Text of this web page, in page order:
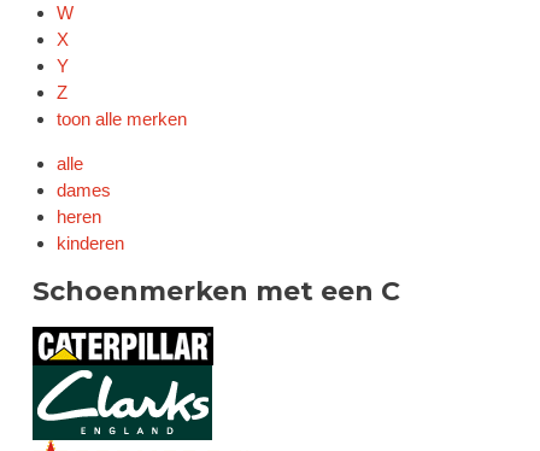
W
X
Y
Z
toon alle merken
alle
dames
heren
kinderen
Schoenmerken met een C